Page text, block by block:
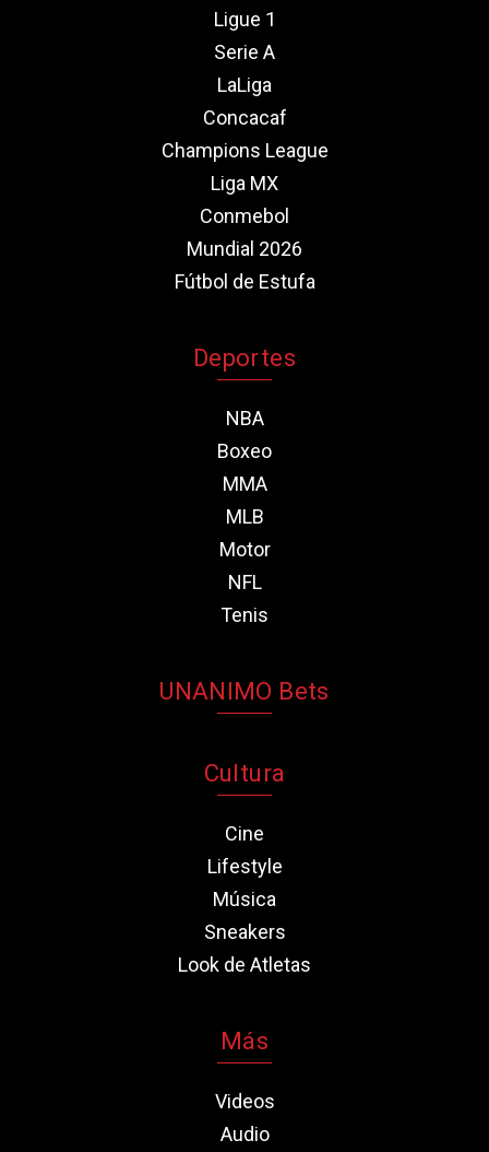
Ligue 1
Serie A
LaLiga
Concacaf
Champions League
Liga MX
Conmebol
Mundial 2026
Fútbol de Estufa
Deportes
NBA
Boxeo
MMA
MLB
Motor
NFL
Tenis
UNANIMO Bets
Cultura
Cine
Lifestyle
Música
Sneakers
Look de Atletas
Más
Videos
Audio